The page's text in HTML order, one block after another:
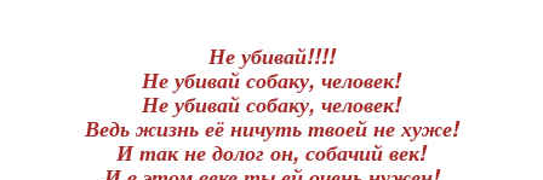
Не убивай!!!!
Не убивай собаку, человек!
Не убивай собаку, человек!
Ведь жизнь её ничуть твоей не хуже!
И так не долог он, собачий век!